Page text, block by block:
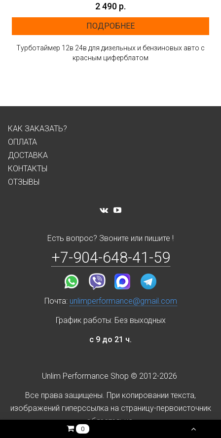
2 490 р.
ПОДРОБНЕЕ
Турботаймер 12в 24в для дизельных и бензиновых авто с
красным циферблатом
КАК ЗАКАЗАТЬ?
ОПЛАТА
ДОСТАВКА
КОНТАКТЫ
ОТЗЫВЫ
Есть вопрос? Звоните или пишите !
+7-904-648-41-59
Почта: unlimperformance@gmail.com
График работы: Без выходных
с 9 до 21 ч.
Unlim Performance Shop © 2012-2026
Все права защищены. При копировании текста,
изображений гиперссылка на страницу-первоисточник
обязательна.
0